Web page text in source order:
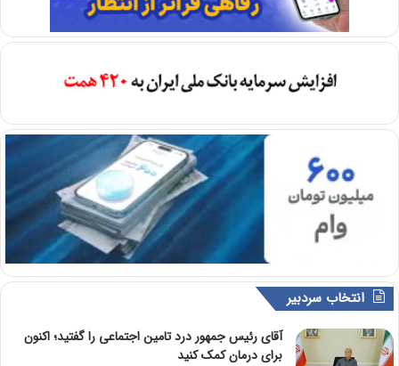
انتخاب سردبیر
آقای رئیس جمهور درد تامین اجتماعی را گفتید؛ اکنون
برای درمان کمک کنید